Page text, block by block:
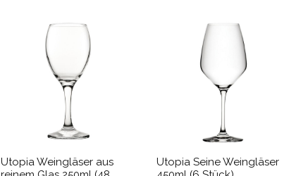
30,93 €
28,55 €.
32,12 €
27,86 €.
Utopia Weingläser aus
Utopia Seine Weingläser